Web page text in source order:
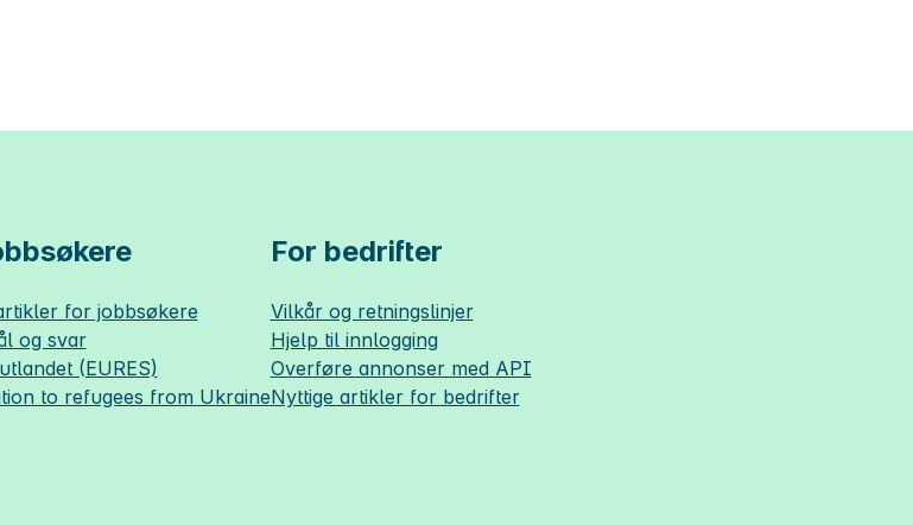
for jobbsøkere
og svar
(EURES)
to refugees from Ukraine
For bedrifter
Vilkår og retningslinjer
Hjelp til innlogging
Overføre annonser med API
Nyttige artikler for bedrifter